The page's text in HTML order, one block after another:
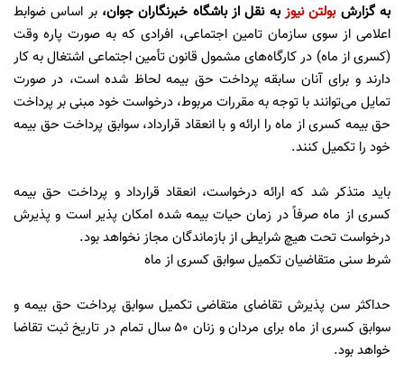
به گزارشبولتن نیوزبه نقل از باشگاه خبرنگاران جوان،بر اساس ضوابط
اعلامی از سوی سازمان تامین اجتماعی، افرادی که به صورت پاره وقت
(کسری از ماه) در کارگاه‌های مشمول قانون تأمین اجتماعی اشتغال به کار
دارند و برای آنان سابقه پرداخت حق بیمه لحاظ شده است، در صورت
تمایل می‌توانند با توجه به مقررات مربوط، درخواست خود مبنی بر پرداخت
حق بیمه کسری از ماه را ارائه و با انعقاد قرارداد، سوابق پرداخت حق بیمه
خود را تکمیل کنند.
باید متذکر شد که ارائه درخواست، انعقاد قرارداد و پرداخت حق بیمه
کسری از ماه صرفاً در زمان حیات بیمه شده امکان پذیر است و پذیرش
درخواست تحت هیچ شرایطی از بازماندگان مجاز نخواهد بود.
شرط سنی متقاضیان تکمیل سوابق کسری از ماه
حداکثر سن پذیرش تقاضای متقاضی تکمیل سوابق پرداخت حق بیمه و
سوابق کسری از ماه برای مردان و زنان ۵۰ سال تمام در تاریخ ثبت تقاضا
خواهد بود.